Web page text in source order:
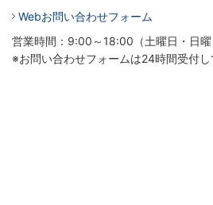
Webお問い合わせフォーム
営業時間：9:00～18:00（土曜日・日曜
※お問い合わせフォームは24時間受付し